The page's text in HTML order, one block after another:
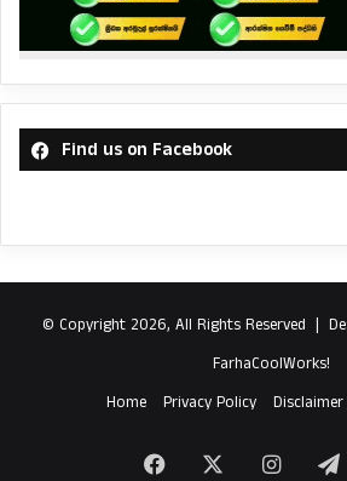
Find us on Facebook
© Copyright 2026, All Rights Reserved |
FarhaCoolWorks!
Home
Privacy Policy Disclaimer
Facebook